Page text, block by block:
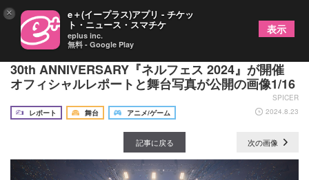
「10年後の再会を約束」～ネルケプランニング
30th ANNIVERSARY『ネルフェス 2024』が開催
オフィシャルレポートと舞台写真が公開の画像1/16
SPICER
レポート
舞台 アニメ/ゲーム 2024.8.23
記事に戻る 次の画像
× e＋(イープラス)アプリ - チケッ
ト・ニュース・スマチケ
eplus inc.
無料 - Google Play
表示